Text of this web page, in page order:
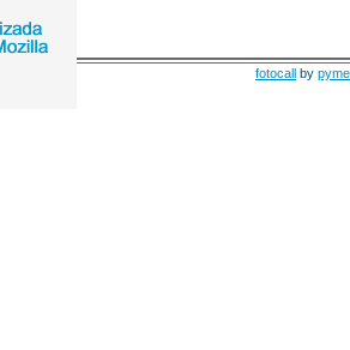
fotocall by